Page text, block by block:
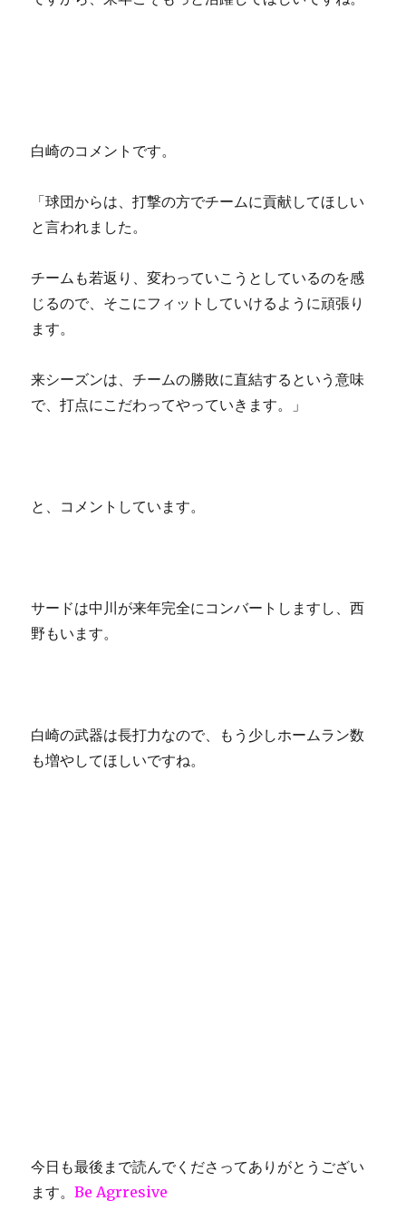
白崎のコメントです。
「球団からは、打撃の方でチームに貢献してほしい
と言われました。
チームも若返り、変わっていこうとしているのを感
じるので、そこにフィットしていけるように頑張り
ます。
来シーズンは、チームの勝敗に直結するという意味
で、打点にこだわってやっていきます。」
と、コメントしています。
サードは中川が来年完全にコンバートしますし、西
野もいます。
白崎の武器は長打力なので、もう少しホームラン数
も増やしてほしいですね。
今日も最後まで読んでくださってありがとうござい
ます。Be Agrresive